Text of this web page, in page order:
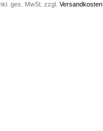
ges. MwSt. zzgl. Versandkosten